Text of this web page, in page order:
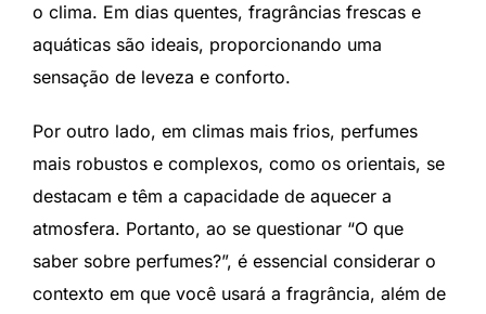
o clima. Em dias quentes, fragrâncias frescas e
aquáticas são ideais, proporcionando uma
sensação de leveza e conforto.
Por outro lado, em climas mais frios, perfumes
mais robustos e complexos, como os orientais, se
destacam e têm a capacidade de aquecer a
atmosfera. Portanto, ao se questionar “O que
saber sobre perfumes?”, é essencial considerar o
contexto em que você usará a fragrância, além de